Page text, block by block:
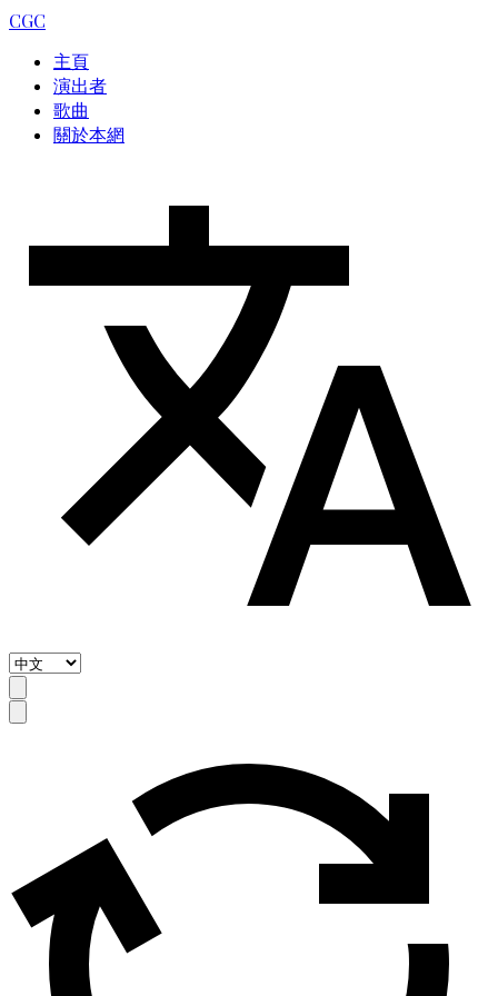
CGC
主頁
演出者
歌曲
關於本網